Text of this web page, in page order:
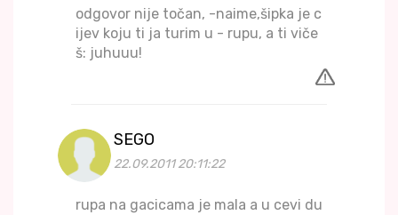
odgovor nije točan, -naime,šipka je c
ijev koju ti ja turim u - rupu, a ti viče
š: juhuuu!
SEGO
22.09.2011 20:11:22
rupa na gacicama je mala a u cevi du